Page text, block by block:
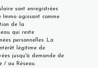
sont enregistrées
agissant comme
de la
qui reste
personnelles. La
légitime de
jusqu'à demande de
/ au Réseau.